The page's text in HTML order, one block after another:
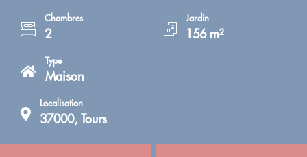
Chambres
2
Jardin
156 m²
Type
Maison
Localisation
37000, Tours